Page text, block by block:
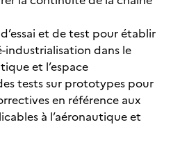
et de test pour établir
industrialisation dans le
et l’espace
tests sur prototypes pour
en référence aux
à l’aéronautique et